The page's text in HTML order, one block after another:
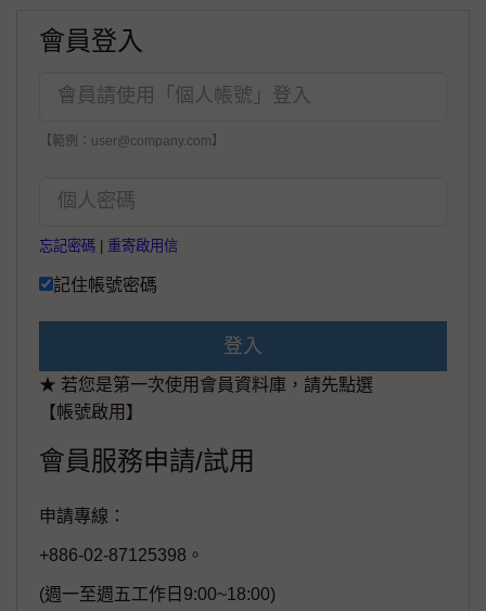
會員登入
【範例：user@company.com】
忘記密碼 重寄啟用信
記住帳號密碼
登入
★ 若您是第一次使用會員資料庫，請先點選
【帳號啟用】
會員服務申請/試用
申請專線：
+886-02-87125398。
(週一至週五工作日9:00~18:00)